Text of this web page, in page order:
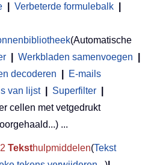
Verbeterde formulebalk
(Automatische
Werkbladen samenvoegen
decoderen
E-mails
van lijst
Superfilter
cellen met vetgedrukt
...
Teksthulpmiddelen(Tekst